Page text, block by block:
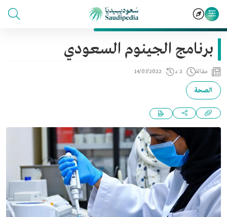
برنامج الجينوم السعودي
مقالة 2 د 14/07/2022
الصحة